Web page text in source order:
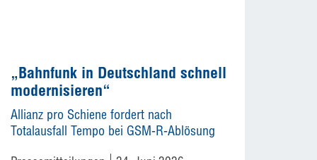
„Bahnfunk in Deutschland schnell
modernisieren“
Allianz pro Schiene fordert nach
Totalausfall Tempo bei GSM-R-Ablösung